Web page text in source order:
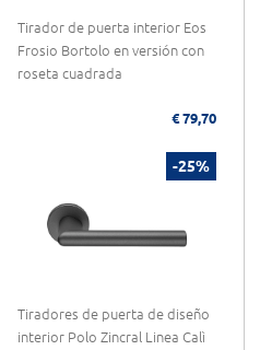
Tirador de puerta interior Eos
Frosio Bortolo en versión con
roseta cuadrada
€ 79,70
-25%
Tiradores de puerta de diseño
interior Polo Zincral Linea Calì